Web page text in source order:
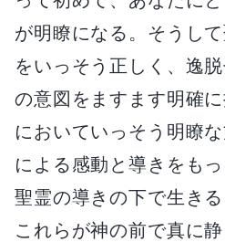
が明瞭になる。そうし
をいっそう正しく、逸
の意図をますます明確
においていっそう明瞭
による感動と導きをも
聖霊の導きの下で生きる
これらが神の前で真に